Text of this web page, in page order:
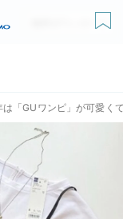
無料ダウンロード
は「GUワンピ」が可愛く